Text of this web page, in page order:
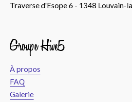
Traverse d'Esope 6 - 1348 Louvain-
Groupe Hive5
À propos
FAQ
Galerie